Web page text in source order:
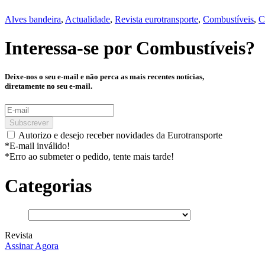
Alves bandeira, Actualidade, Revista eurotransporte, Combustíveis,
Interessa-se por Combustíveis?
Deixe-nos o seu e-mail e não perca as mais recentes notícias,
diretamente no seu e-mail.
Subscrever
Autorizo e desejo receber novidades da Eurotransporte
*E-mail inválido!
*Erro ao submeter o pedido, tente mais tarde!
Categorias
Revista
Assinar Agora